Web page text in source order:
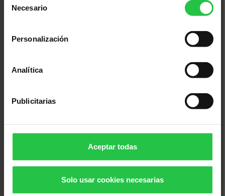
Necesario
Personalización
Analítica
Publicitarias
Aceptar todas
Solo usar cookies necesarias
Taller de autocuidado 'No te